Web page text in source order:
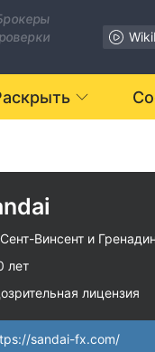
Сент-Винсент и
лет
лицензия
потенциальные
sandai-fx.com/